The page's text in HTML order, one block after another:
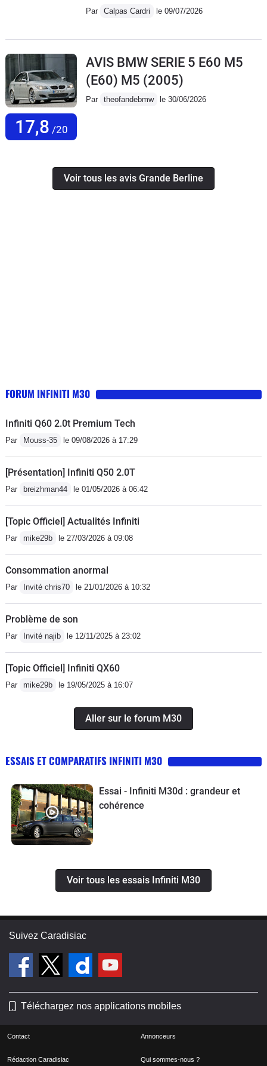
Par Calpas Cardri le 09/07/2026
17,8 /20
AVIS BMW SERIE 5 E60 M5
(E60) M5 (2005)
Par theofandebmw le 30/06/2026
Voir tous les avis Grande Berline
FORUM INFINITI M30
Infiniti Q60 2.0t Premium Tech
Par Mouss-35 le 09/08/2026 à 17:29
[Présentation] Infiniti Q50 2.0T
Par breizhman44 le 01/05/2026 à 06:42
[Topic Officiel] Actualités Infiniti
Par mike29b le 27/03/2026 à 09:08
Consommation anormal
Par Invité chris70 le 21/01/2026 à 10:32
Problème de son
Par Invité najib le 12/11/2025 à 23:02
[Topic Officiel] Infiniti QX60
Par mike29b le 19/05/2025 à 16:07
Aller sur le forum M30
ESSAIS ET COMPARATIFS INFINITI M30
Essai - Infiniti M30d : grandeur et
cohérence
Voir tous les essais Infiniti M30
Suivez Caradisiac
Téléchargez nos applications mobiles
Contact Annonceurs
Rédaction Caradisiac Qui sommes-nous ?